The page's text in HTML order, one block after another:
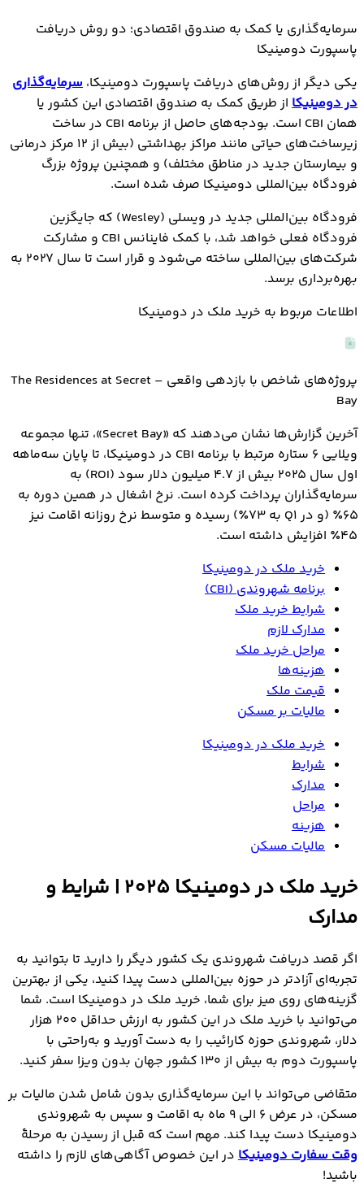
سرمایه‌گذاری یا کمک به صندوق اقتصادی؛ دو روش دریافت
پاسپورت دومینیکا
یکی دیگر از روش‌های دریافت پاسپورت دومینیکا، سرمایه‌گذاری
در دومینیکا از طریق کمک به صندوق اقتصادی این کشور یا
همان CBI است. بودجه‌های حاصل از برنامه CBI در ساخت
زیرساخت‌های حیاتی مانند مراکز بهداشتی (بیش از ۱۲ مرکز درمانی
و بیمارستان جدید در مناطق مختلف) و همچنین پروژه بزرگ
فرودگاه بین‌المللی دومینیکا صرف شده است.
فرودگاه بین‌المللی جدید در ویسلی (Wesley) که جایگزین
فرودگاه فعلی خواهد شد، با کمک فاینانس CBI و مشارکت
شرکت‌های بین‌المللی ساخته می‌شود و قرار است تا سال ۲۰۲۷ به
بهره‌برداری برسد.
اطلاعات مربوط به خرید ملک در دومینیکا
پروژه‌های شاخص با بازدهی واقعی – The Residences at Secret
Bay
آخرین گزارش‌ها نشان می‌دهند که «Secret Bay»، تنها مجموعه
ویلایی ۶ ستاره مرتبط با برنامه CBI در دومینیکا، تا پایان سه‌ماهه
اول سال ۲۰۲۵ بیش از ۴.۷ میلیون دلار سود (ROI) به
سرمایه‌گذاران پرداخت کرده است. نرخ اشغال در همین دوره به
۶۵٪ (و در Q1 به ۷۳٪) رسیده و متوسط نرخ روزانه اقامت نیز
۴۵٪ افزایش داشته است.
خرید ملک در دومینیکا
برنامه شهروندی (CBI)
شرایط خرید ملک
مدارک لازم
مراحل خرید ملک
هزینه‌ها
قیمت ملک
مالیات بر مسکن
خرید ملک در دومینیکا
شرایط
مدارک
مراحل
هزینه
مالیات مسکن
خرید ملک در دومینیکا 2025 | شرایط و
مدارک
اگر قصد دریافت شهروندی یک کشور دیگر را دارید تا بتوانید به
تجربه‌ای آزادتر در حوزه بین‌المللی دست پیدا کنید، یکی از بهترین
گزینه‌های روی میز برای شما، خرید ملک در دومینیکا است. شما
می‌توانید با خرید ملک در این کشور به ارزش حداقل ۲۰۰ هزار
دلار، شهروندی حوزه کارائیب را به دست آورید و به‌راحتی با
پاسپورت دوم به بیش از ۱۳۰ کشور جهان بدون ویزا سفر کنید.
متقاضی می‌تواند با این سرمایه‌گذاری بدون شامل شدن مالیات بر
مسکن، در عرض ۶ الی ۹ ماه به اقامت و سپس به شهروندی
دومینیکا دست پیدا کند. مهم است که قبل از رسیدن به مرحلۀ
وقت سفارت دومینیکا در این خصوص آگاهی‌های لازم را داشته
باشید!